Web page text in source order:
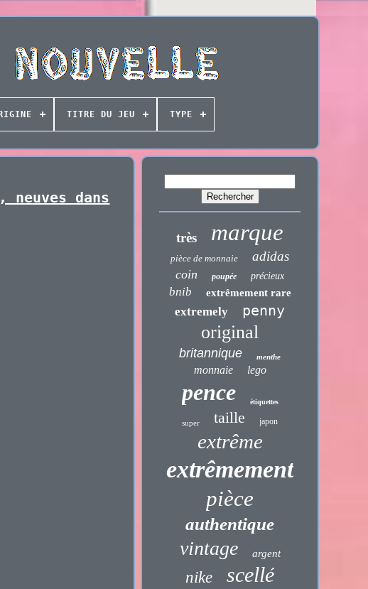
TITRE DU JEU TYPE
neuves dans
très marque
pièce de monnaie adidas
coin poupée précieux
bnib extrêmement rare
extremely penny
original
britannique menthe
monnaie lego
pence étiquettes
super taille japon
extrême
extrêmement
pièce
authentique
vintage argent
nike scellé